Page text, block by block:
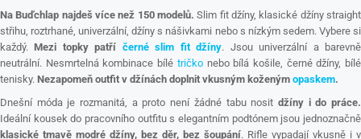
Na Buďchlap najdeš více než 150 modelů. Slim fit džíny, klasické džíny straight
střihu, roztrhané, univerzální, džíny s nášivkami nebo s nízkým sedem. Vybere si
každý.Mezi topky patří černé slim fit džíny. Jsou univerzální a barevně
neutrální. Nesmrtelná kombinace bílé tričko nebo bílá košile, černé džíny, bílé
tenisky. Nezapomeň outfit v džínách doplnit vkusným koženým opaskem.
Dnešní móda je rozmanitá, a proto není žádné tabu nosit džíny i do práce.
Ideální kousek do pracovního outfitu s elegantním podtónem jsou jednoznačně
klasické tmavě modré džíny, bez děr, bez šoupání. Rifle vypadají vkusně i v